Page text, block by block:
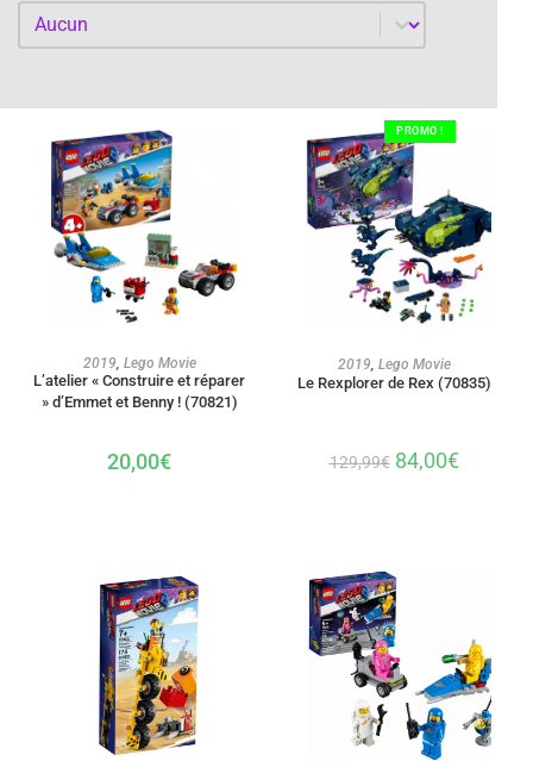
Par année
Par année
AJOUTER AU PANIER
2019, Lego Movie
L’atelier « Construire et réparer
» d’Emmet et Benny ! (70821)
20,00€
PROMO !
AJOUTER AU PANIER
2019, Lego Movie
Le Rexplorer de Rex (70835)
129,99€ 84,00€